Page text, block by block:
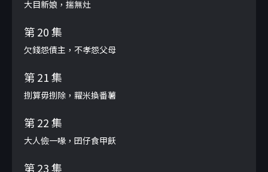
大目新娘，揣無灶
第 20 集
欠錢怨債主，不孝怨父母
第 21 集
捌算毋捌除，糶米換番薯
第 22 集
大人儉一喙，囝仔食甲飫
第 23 集